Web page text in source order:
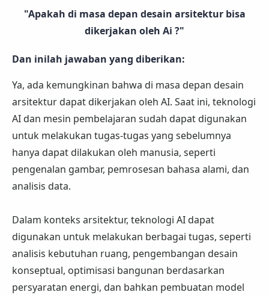
"Apakah di masa depan desain arsitektur bisa
dikerjakan oleh Ai ?"
Dan inilah jawaban yang diberikan:
Ya, ada kemungkinan bahwa di masa depan desain
arsitektur dapat dikerjakan oleh AI. Saat ini, teknologi
AI dan mesin pembelajaran sudah dapat digunakan
untuk melakukan tugas-tugas yang sebelumnya
hanya dapat dilakukan oleh manusia, seperti
pengenalan gambar, pemrosesan bahasa alami, dan
analisis data.
Dalam konteks arsitektur, teknologi AI dapat
digunakan untuk melakukan berbagai tugas, seperti
analisis kebutuhan ruang, pengembangan desain
konseptual, optimisasi bangunan berdasarkan
persyaratan energi, dan bahkan pembuatan model